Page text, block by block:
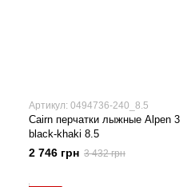
Артикул: 0494736-240_8.5
Cairn перчатки лыжные Alpen 3
black-khaki 8.5
2 746 грн 3 432 грн